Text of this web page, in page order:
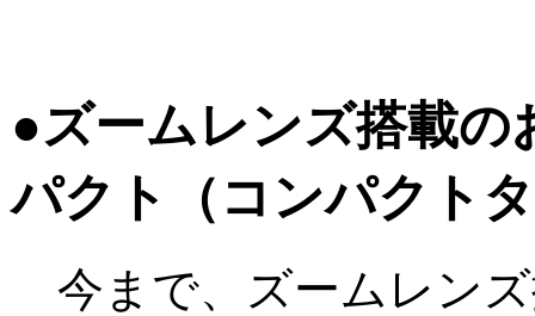
●ズームレンズ搭載の
パクト（コンパクト
今まで、ズームレン